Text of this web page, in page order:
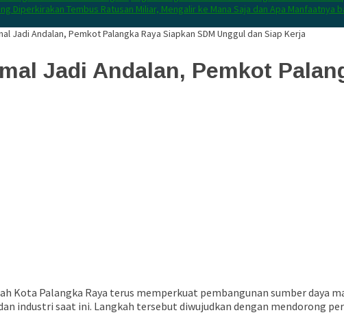
Diperkirakan Tembus Ratusan Miliar, Mengalir ke Mana Saja dan Apa Manfaatnya
Jadi Andalan, Pemkot Palangka Raya Siapkan SDM Unggul dan Siap Kerja
Jadi Andalan, Pemkot
Kota Palangka Raya terus memperkuat pembangunan sumber daya
industri saat ini. Langkah tersebut diwujudkan dengan mendorong